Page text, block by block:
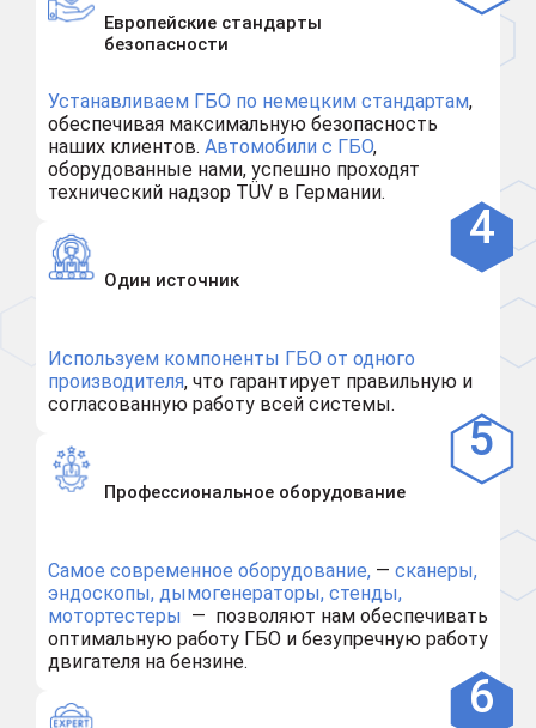
Европейские стандарты
безопасности
Устанавливаем ГБО по немецким стандартам,
обеспечивая максимальную безопасность
наших клиентов. Автомобили с ГБО,
оборудованные нами, успешно проходят
технический надзор TÜV в Германии.
Один источник
Используем компоненты ГБО от одного
производителя, что гарантирует правильную и
согласованную работу всей системы.
Профессиональное оборудование
Самое современное оборудование, — сканеры,
эндоскопы, дымогенераторы, стенды,
мотортестеры — позволяют нам обеспечивать
оптимальную работу ГБО и безупречную работу
двигателя на бензине.